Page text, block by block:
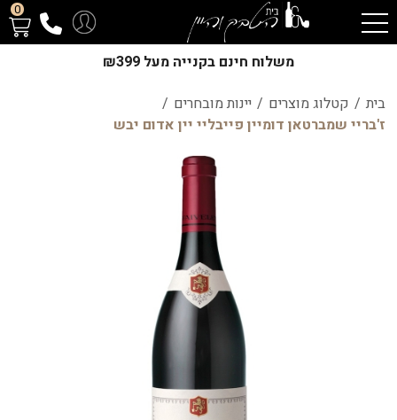
0
משלוח חינם בקנייה מעל ₪399
בית / קטלוג מוצרים / יינות מובחרים /
ז'בריי שמברטאן דומיין פייבליי יין אדום יבש